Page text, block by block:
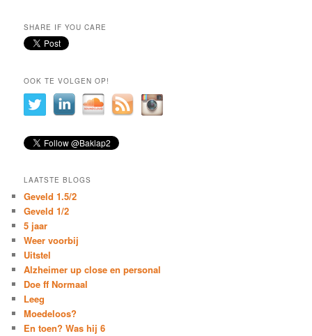
SHARE IF YOU CARE
OOK TE VOLGEN OP!
LAATSTE BLOGS
Geveld 1.5/2
Geveld 1/2
5 jaar
Weer voorbij
Uitstel
Alzheimer up close en personal
Doe ff Normaal
Leeg
Moedeloos?
En toen? Was hij 6